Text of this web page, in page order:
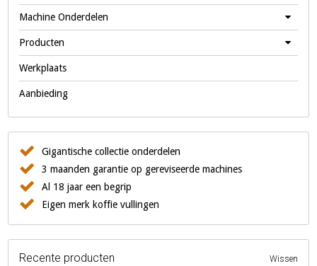
Machine Onderdelen
Producten
Werkplaats
Aanbieding
Gigantische collectie onderdelen
3 maanden garantie op gereviseerde machines
Al 18 jaar een begrip
Eigen merk koffie vullingen
Recente producten Wissen